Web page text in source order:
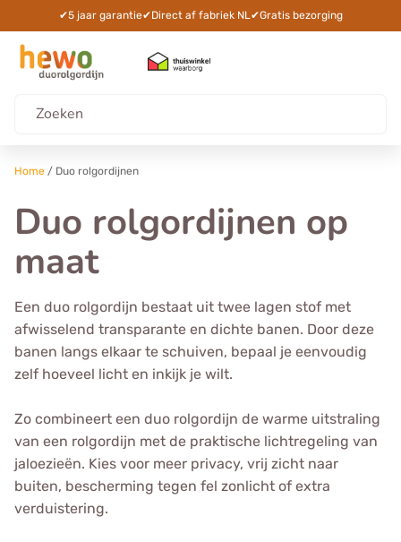
✔5 jaar garantie✔Direct af fabriek NL✔Gratis bezorging
Home / Duo rolgordijnen
Duo rolgordijnen op
maat
Een duo rolgordijn bestaat uit twee lagen stof met
afwisselend transparante en dichte banen. Door deze
banen langs elkaar te schuiven, bepaal je eenvoudig
zelf hoeveel licht en inkijk je wilt.
Zo combineert een duo rolgordijn de warme uitstraling
van een rolgordijn met de praktische lichtregeling van
jaloezieën. Kies voor meer privacy, vrij zicht naar
buiten, bescherming tegen fel zonlicht of extra
verduistering.